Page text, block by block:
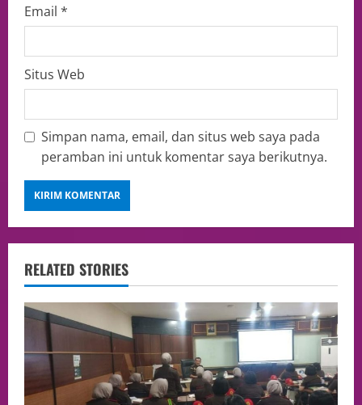
Email *
Situs Web
Simpan nama, email, dan situs web saya pada
peramban ini untuk komentar saya berikutnya.
RELATED STORIES